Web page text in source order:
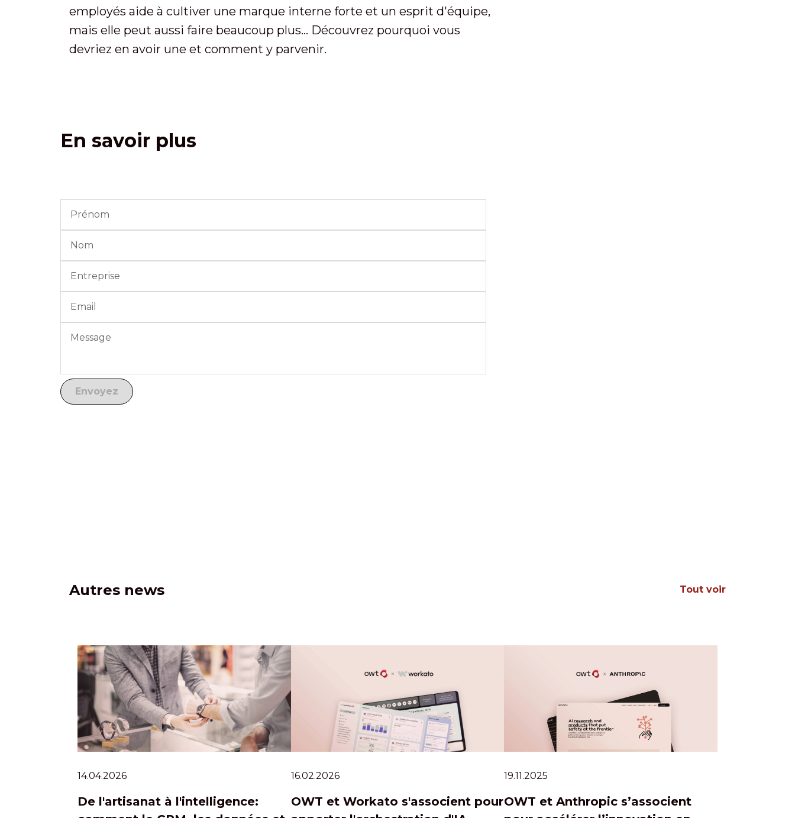
employés aide à cultiver une marque interne forte et un esprit d'équipe,
mais elle peut aussi faire beaucoup plus... Découvrez pourquoi vous
devriez en avoir une et comment y parvenir.
En savoir plus
Autres news Tout voir
14.04.2026
De l'artisanat à l'intelligence:
16.02.2026
OWT et Workato s'associent pour
19.11.2025
OWT et Anthropic s’associent